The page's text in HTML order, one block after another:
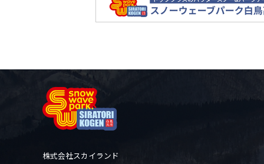
株式会社スカイランド